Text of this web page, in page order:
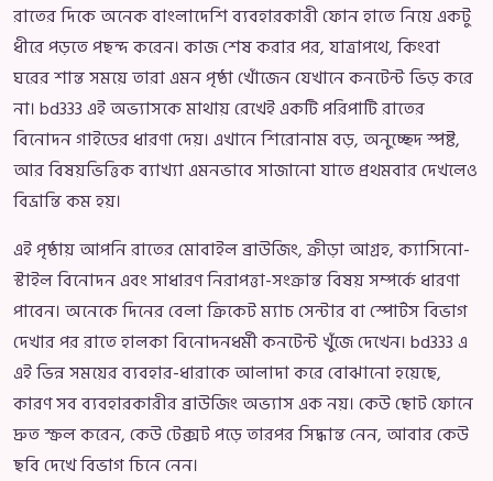
রাতের দিকে অনেক বাংলাদেশি ব্যবহারকারী ফোন হাতে নিয়ে একটু
ধীরে পড়তে পছন্দ করেন। কাজ শেষ করার পর, যাত্রাপথে, কিংবা
ঘরের শান্ত সময়ে তারা এমন পৃষ্ঠা খোঁজেন যেখানে কনটেন্ট ভিড় করে
না। bd333 এই অভ্যাসকে মাথায় রেখেই একটি পরিপাটি রাতের
বিনোদন গাইডের ধারণা দেয়। এখানে শিরোনাম বড়, অনুচ্ছেদ স্পষ্ট,
আর বিষয়ভিত্তিক ব্যাখ্যা এমনভাবে সাজানো যাতে প্রথমবার দেখলেও
বিভ্রান্তি কম হয়।
এই পৃষ্ঠায় আপনি রাতের মোবাইল ব্রাউজিং, ক্রীড়া আগ্রহ, ক্যাসিনো-
স্টাইল বিনোদন এবং সাধারণ নিরাপত্তা-সংক্রান্ত বিষয় সম্পর্কে ধারণা
পাবেন। অনেকে দিনের বেলা ক্রিকেট ম্যাচ সেন্টার বা স্পোর্টস বিভাগ
দেখার পর রাতে হালকা বিনোদনধর্মী কনটেন্ট খুঁজে দেখেন। bd333 এ
এই ভিন্ন সময়ের ব্যবহার-ধারাকে আলাদা করে বোঝানো হয়েছে,
কারণ সব ব্যবহারকারীর ব্রাউজিং অভ্যাস এক নয়। কেউ ছোট ফোনে
দ্রুত স্ক্রল করেন, কেউ টেক্সট পড়ে তারপর সিদ্ধান্ত নেন, আবার কেউ
ছবি দেখে বিভাগ চিনে নেন।